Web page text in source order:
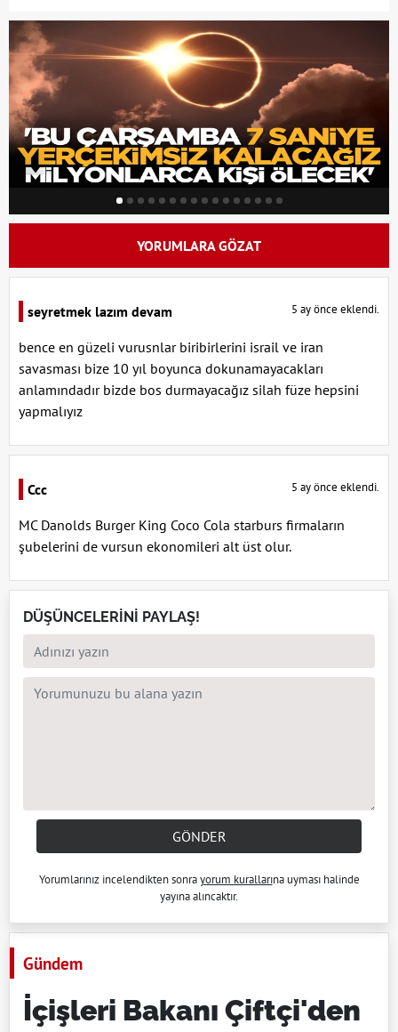
YORUMLARA GÖZAT
seyretmek lazım devam 5 ay önce eklendi.
bence en güzeli vurusnlar biribirlerini israil ve iran
savasması bize 10 yıl boyunca dokunamayacakları
anlamındadır bizde bos durmayacağız silah füze hepsini
yapmalıyız
Ccc 5 ay önce eklendi.
MC Danolds Burger King Coco Cola starburs firmaların
şubelerini de vursun ekonomileri alt üst olur.
DÜŞÜNCELERİNİ PAYLAŞ!
GÖNDER
Yorumlarınız incelendikten sonrayorum kurallarına uyması halinde
yayına alıncaktır.
Gündem
İçişleri Bakanı Çiftçi'den